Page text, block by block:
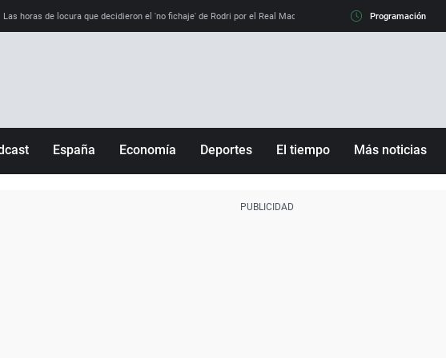
Las horas de locura que decidieron el 'no fichaje' de Rodri por el Real Madrid y su 'sí' al Barça La llamada
Programación
España Economía Deportes El tiempo Más noticias